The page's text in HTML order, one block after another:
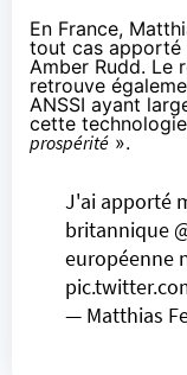
En France,
tout cas apporté
Amber Rudd. Le
retrouve
ANSSI ayant
cette
prospérité ».
J'ai apporté
britannique
européenne
— Matthias